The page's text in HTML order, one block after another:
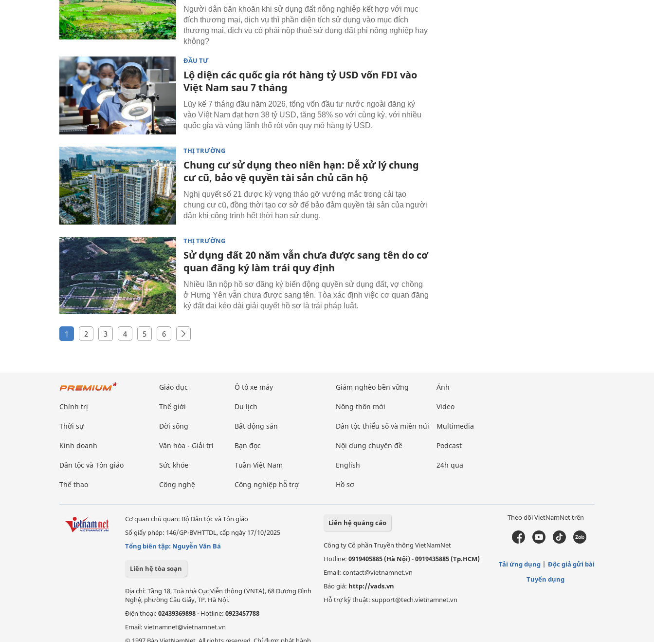
Người dân băn khoăn khi sử dụng đất nông nghiệp kết hợp với mục
đích thương mại, dịch vụ thì phần diện tích sử dụng vào mục đích
thương mại, dịch vụ có phải nộp thuế sử dụng đất phi nông nghiệp hay
không?
ĐẦU TƯ
Lộ diện các quốc gia rót hàng tỷ USD vốn FDI vào
Việt Nam sau 7 tháng
Lũy kế 7 tháng đầu năm 2026, tổng vốn đầu tư nước ngoài đăng ký
vào Việt Nam đạt hơn 38 tỷ USD, tăng 58% so với cùng kỳ, với nhiều
quốc gia và vùng lãnh thổ rót vốn quy mô hàng tỷ USD.
THỊ TRƯỜNG
Chung cư sử dụng theo niên hạn: Dễ xử lý chung
cư cũ, bảo vệ quyền tài sản chủ căn hộ
Nghị quyết số 21 được kỳ vọng tháo gỡ vướng mắc trong cải tạo
chung cư cũ, đồng thời tạo cơ sở để bảo đảm quyền tài sản của người
dân khi công trình hết thời hạn sử dụng.
THỊ TRƯỜNG
Sử dụng đất 20 năm vẫn chưa được sang tên do cơ
quan đăng ký làm trái quy định
Nhiều lần nộp hồ sơ đăng ký biến động quyền sử dụng đất, vợ chồng
ở Hưng Yên vẫn chưa được sang tên. Tòa xác định việc cơ quan đăng
ký đất đai kéo dài giải quyết hồ sơ là trái pháp luật.
1 2 3 4 5 6
Chính trị
Thời sự
Kinh doanh
Dân tộc và Tôn giáo
Thể thao
Giáo dục
Thế giới
Đời sống
Văn hóa - Giải trí
Sức khỏe
Công nghệ
Ô tô xe máy
Du lịch
Bất động sản
Bạn đọc
Tuần Việt Nam
Công nghiệp hỗ trợ
Giảm nghèo bền vững
Nông thôn mới
Dân tộc thiểu số và miền núi
Nội dung chuyên đề
English
Hồ sơ
Ảnh
Video
Multimedia
Podcast
24h qua
Cơ quan chủ quản: Bộ Dân tộc và Tôn giáo
Số giấy phép: 146/GP-BVHTTDL, cấp ngày 17/10/2025
Tổng biên tập: Nguyễn Văn Bá
Liên hệ tòa soạn
Địa chỉ: Tầng 18, Toà nhà Cục Viễn thông (VNTA), 68 Dương Đình
Nghệ, phường Cầu Giấy, TP. Hà Nội.
Điện thoại: 02439369898- Hotline: 0923457788
Email: vietnamnet@vietnamnet.vn
Liên hệ quảng cáo
Công ty Cổ phần Truyền thông VietNamNet
Hotline: 0919405885 (Hà Nội)-0919435885 (Tp.HCM)
Email: contact@vietnamnet.vn
Báo giá: http://vads.vn
Hỗ trợ kỹ thuật: support@tech.vietnamnet.vn
Theo dõi VietNamNet trên
Tải ứng dụng
Độc giả gửi bài
Tuyển dụng